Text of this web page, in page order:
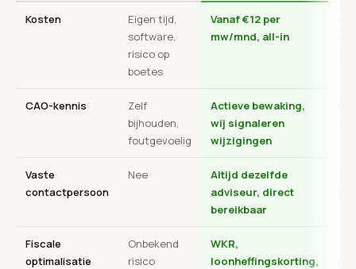
Kosten
Eigen tijd,
software,
risico op
boetes
Vanaf €12 per
mw/mnd, all-in
CAO-kennis
Zelf
bijhouden,
foutgevoelig
Actieve bewaking,
wij signaleren
wijzigingen
Vaste
contactpersoon
Nee
Altijd dezelfde
adviseur, direct
bereikbaar
Fiscale
optimalisatie
Onbekend
risico
WKR,
loonheffingskorting,